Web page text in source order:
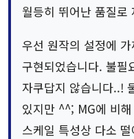
월등히 뛰어난 품질로
우선 원작의 설정에
구현되었습니다. 불필
자쿠답지 않습니다..!
있지만 ^^; MG에 비
스케일 특성상 다소